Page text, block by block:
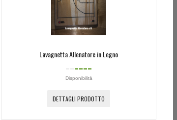
Lavagnetta Allenatore in Legno
Disponibilità
DETTAGLI PRODOTTO